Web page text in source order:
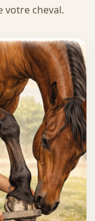
votre cheval.